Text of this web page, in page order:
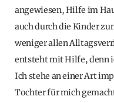
angewiesen, Hilfe im
auch durch die Kinder
weniger allen
entsteht mit Hilfe, denn
Ich stehe an einer Art
Tochter für mich